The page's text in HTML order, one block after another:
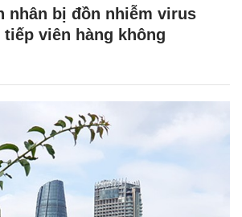
nhân bị đồn nhiễm virus
viên hàng không